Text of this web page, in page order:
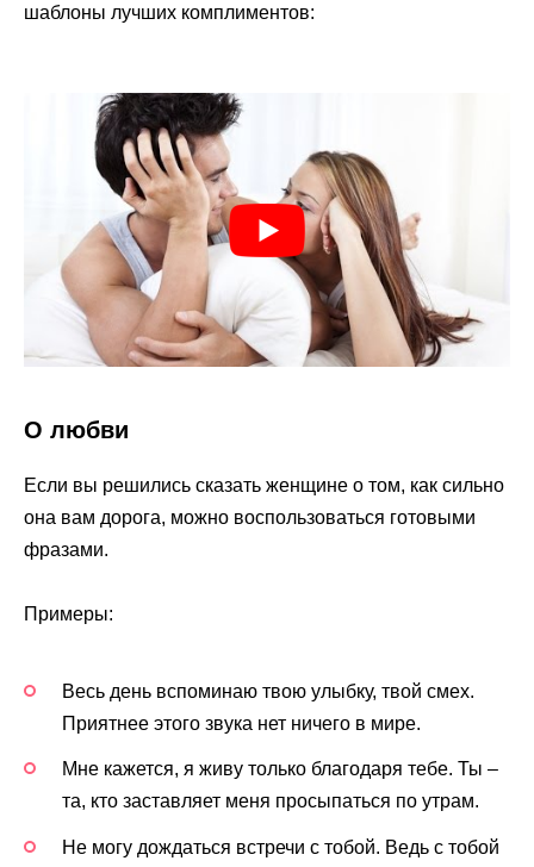
шаблоны лучших комплиментов:
О любви
Если вы решились сказать женщине о том, как сильно
она вам дорога, можно воспользоваться готовыми
фразами.
Примеры:
Весь день вспоминаю твою улыбку, твой смех.
Приятнее этого звука нет ничего в мире.
Мне кажется, я живу только благодаря тебе. Ты –
та, кто заставляет меня просыпаться по утрам.
Не могу дождаться встречи с тобой. Ведь с тобой